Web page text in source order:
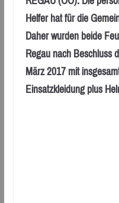
Helfer hat für die
Daher wurden beide
Regau nach Beschluss
März 2017 mit
Einsatzkleidung plus